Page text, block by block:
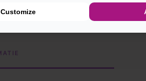
Customize